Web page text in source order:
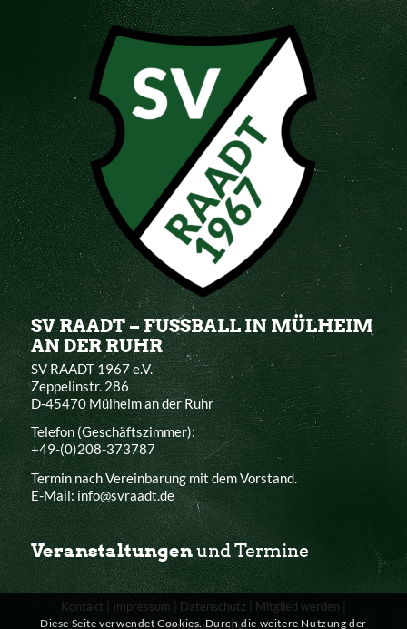
SV RAADT – FUSSBALL IN MÜLHEIM
AN DER RUHR
SV RAADT 1967 e.V.
Zeppelinstr. 286
D-45470 Mülheim an der Ruhr
Telefon (Geschäftszimmer):
+49-(0)208-373787
Termin nach Vereinbarung mit dem Vorstand.
E-Mail: info@svraadt.de
Veranstaltungenund Termine
Kontakt Impressum Datenschutz Mitglied werden
Vereinssatzung
Diese Seite verwendet Cookies. Durch die weitere Nutzung der